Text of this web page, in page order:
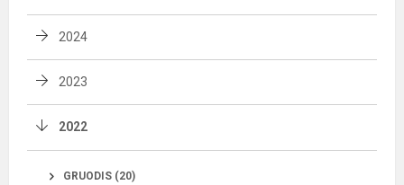
2024
2023
2022
GRUODIS (20)